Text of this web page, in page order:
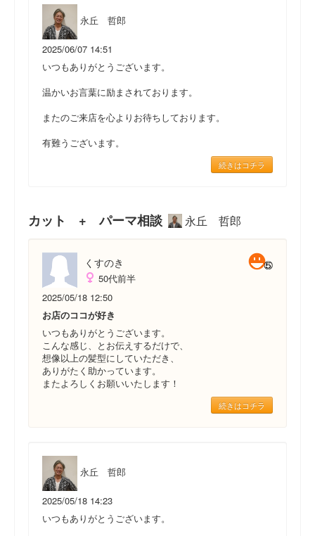
永丘 哲郎
2025/06/07 14:51
いつもありがとうございます。
温かいお言葉に励まされております。
またのご来店を心よりお待ちしております。
有難うございます。
続きはコチラ
カット + パーマ相談 永丘 哲郎
くすのき
50代前半
2025/05/18 12:50
お店のココが好き
いつもありがとうございます。
こんな感じ、とお伝えするだけで、
想像以上の髪型にしていただき、
ありがたく助かっています。
またよろしくお願いいたします！
続きはコチラ
永丘 哲郎
2025/05/18 14:23
いつもありがとうございます。